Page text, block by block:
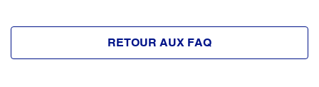
RETOUR AUX FAQ